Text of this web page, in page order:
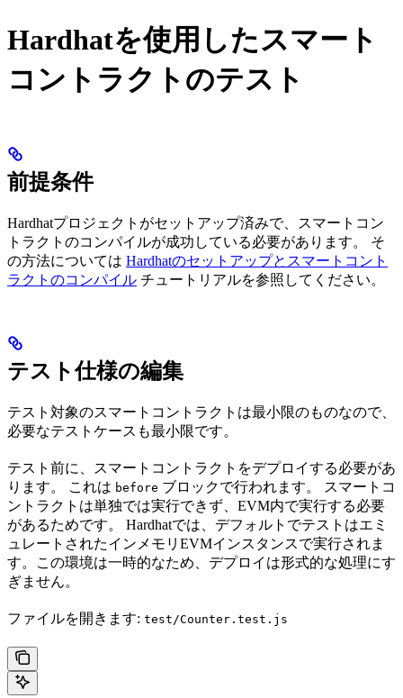
Hardhatを使用したスマート
コントラクトのテスト
前提条件
Hardhatプロジェクトがセットアップ済みで、スマートコン
トラクトのコンパイルが成功している必要があります。 そ
の方法については Hardhatのセットアップとスマートコント
ラクトのコンパイル チュートリアルを参照してください。
テスト仕様の編集
テスト対象のスマートコントラクトは最小限のものなので、
必要なテストケースも最小限です。
テスト前に、スマートコントラクトをデプロイする必要があ
ります。 これは before ブロックで行われます。 スマートコ
ントラクトは単独では実行できず、EVM内で実行する必要
があるためです。 Hardhatでは、デフォルトでテストはエミ
ュレートされたインメモリEVMインスタンスで実行されま
す。この環境は一時的なため、デプロイは形式的な処理にす
ぎません。
ファイルを開きます: test/Counter.test.js